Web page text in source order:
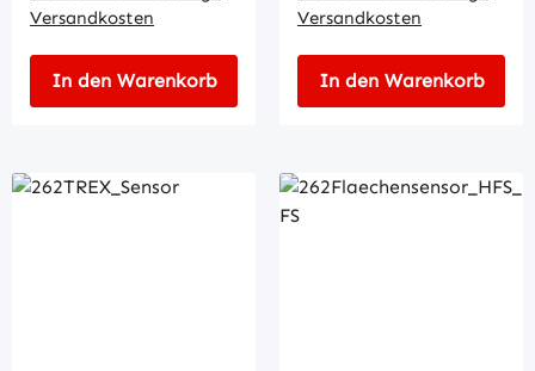
Versandkosten
In den Warenkorb
Versandkosten
In den Warenkorb